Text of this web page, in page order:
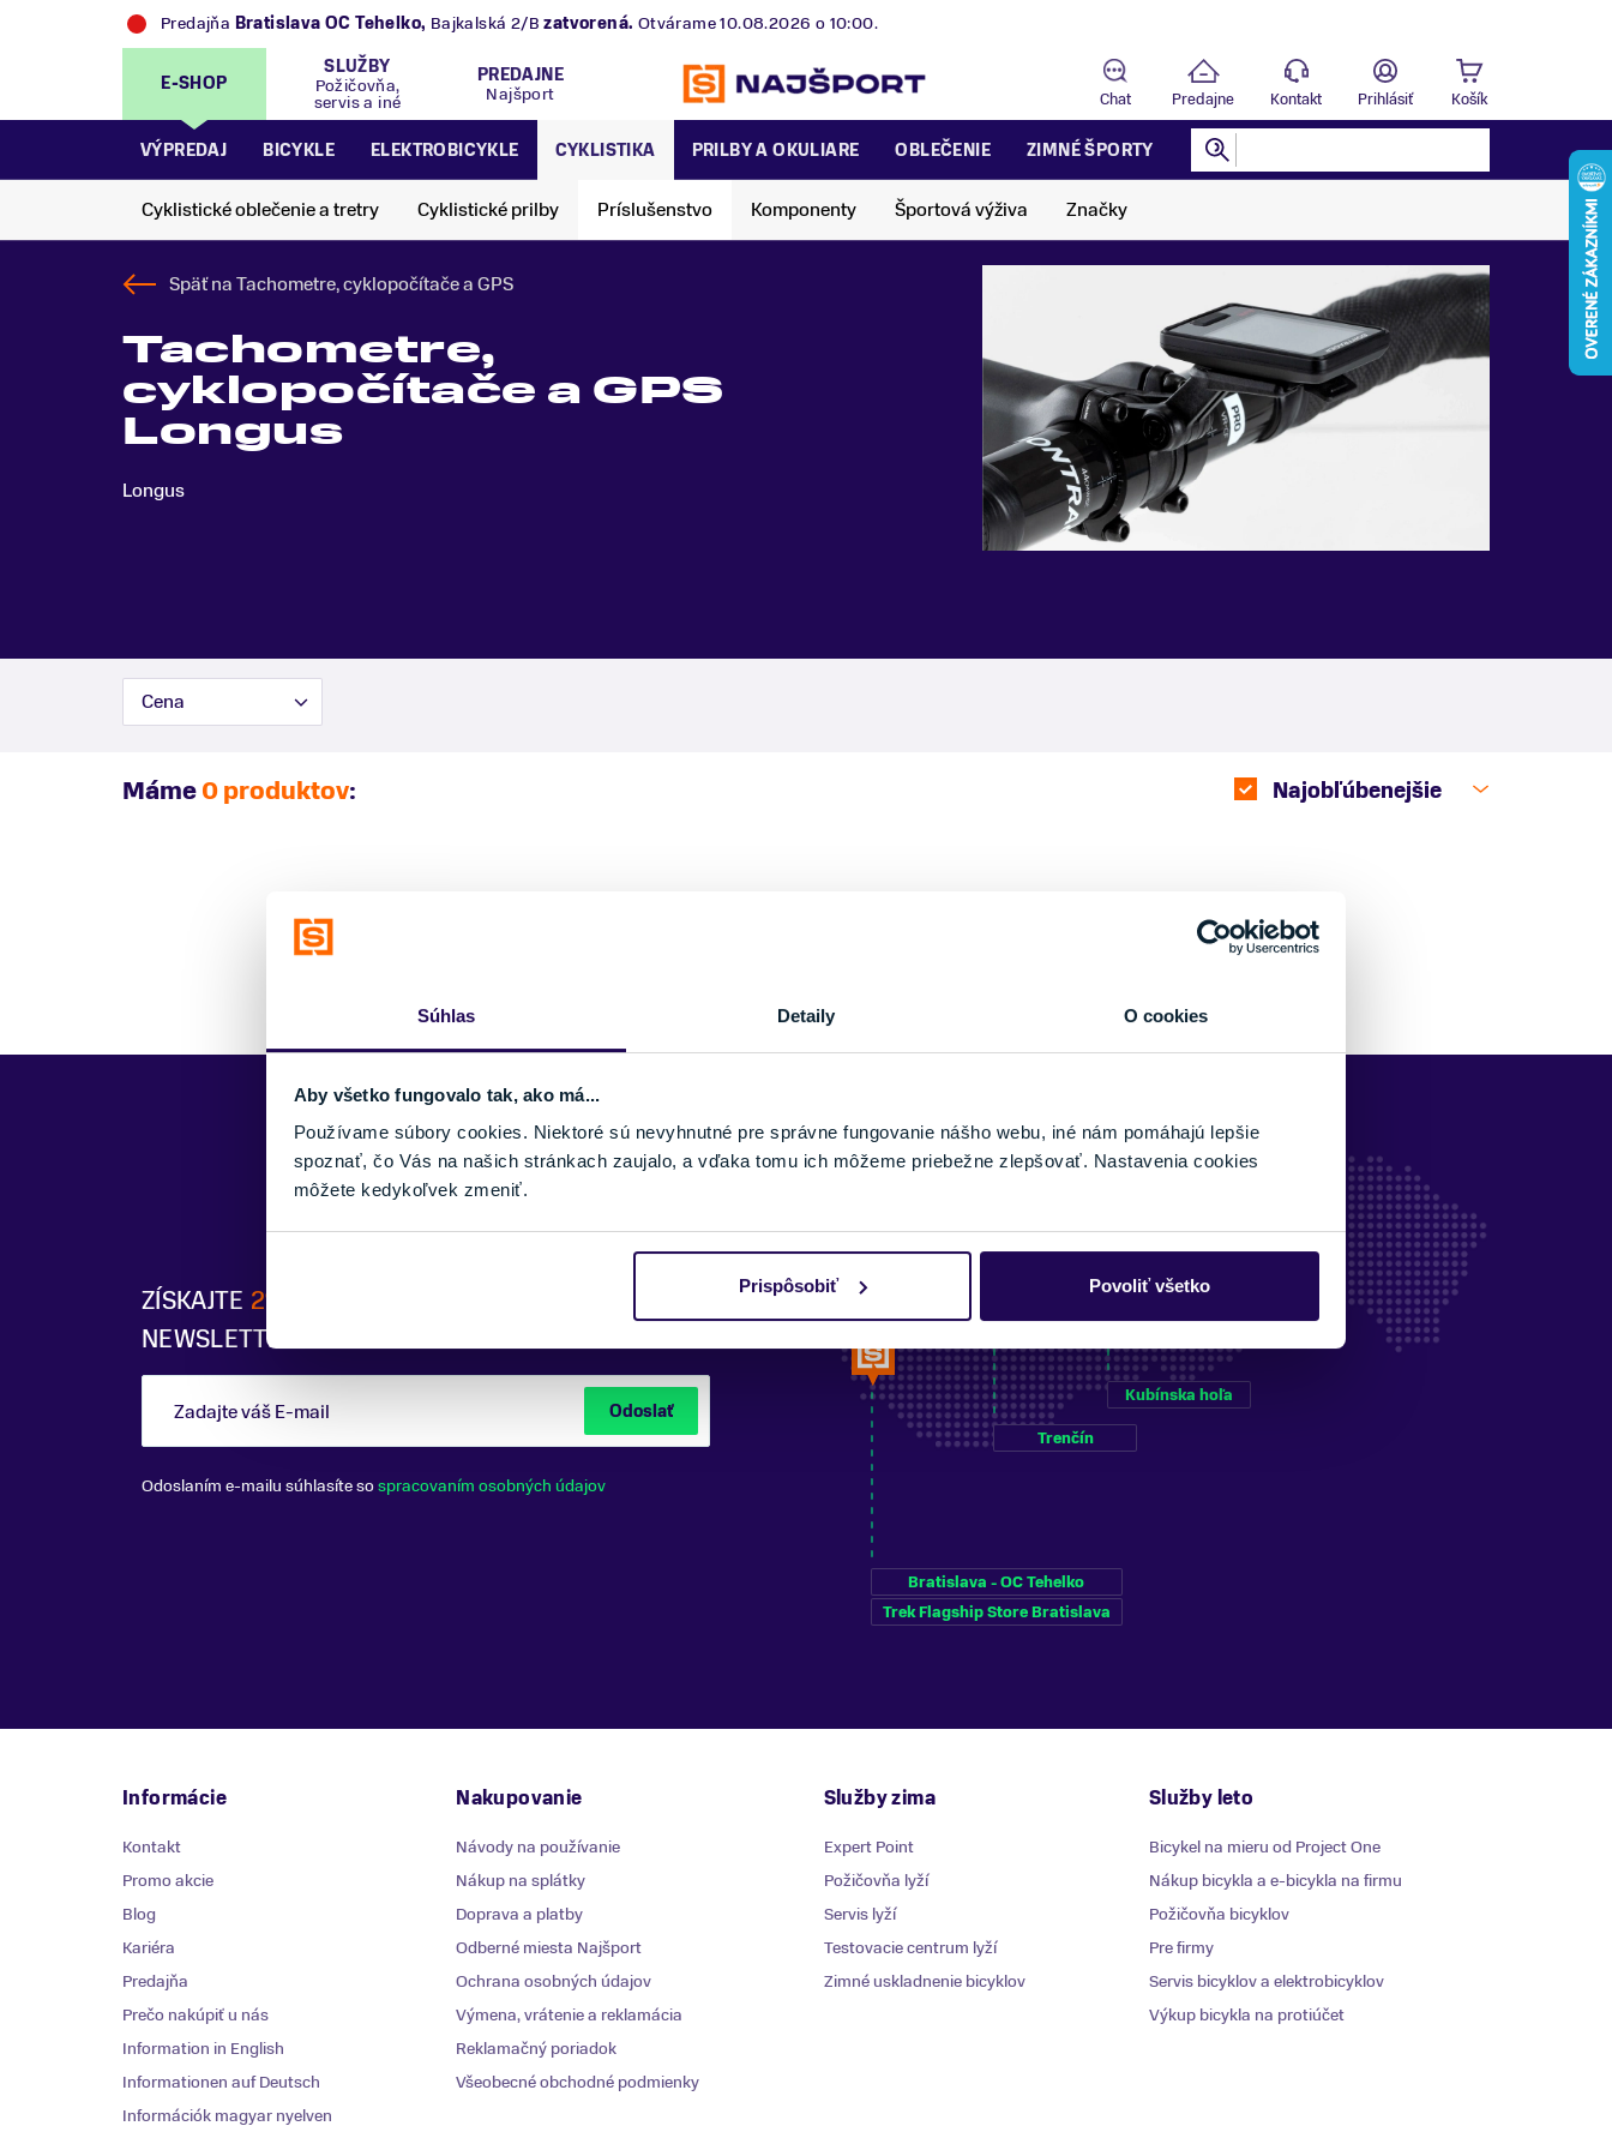
Súhlas Detaily O cookies
Aby všetko fungovalo tak, ako má...
Používame súbory cookies. Niektoré sú nevyhnutné pre správne fungovanie nášho webu, iné nám pomáhajú lepšie
spoznať, čo Vás na našich stránkach zaujalo, a vďaka tomu ich môžeme priebežne zlepšovať. Nastavenia cookies
môžete kedykoľvek zmeniť.
Prispôsobiť Povoliť všetko
Predajňa Bratislava OC Tehelko, Bajkalská 2/B zatvorená. Otvárame 10.08.2026 o 10:00.
E-SHOP
SLUŽBY
Požičovňa,
servis a iné
PREDAJNE
Najšport
Chat Predajne Kontakt Prihlásiť Košík
VÝPREDAJ BICYKLE ELEKTROBICYKLE CYKLISTIKA PRILBY A OKULIARE OBLEČENIE ZIMNÉ ŠPORTY
Cyklistické oblečenie a tretry Cyklistické prilby Príslušenstvo Komponenty Športová výživa Značky
Späť naTachometre, cyklopočítače a GPS
Tachometre,
cyklopočítače a GPS
Longus
Longus
Cena
Máme0 produktov: Najobľúbenejšie
ZÍSKAJTE 2% ZĽAVU
NEWSLETTERU
Zadajte váš E-mail Odoslať
Odoslaním e-mailu súhlasíte sospracovaním osobných údajov
Bratislava - OC Tehelko
Trek Flagship Store Bratislava
Trenčín
Kubínska hoľa
Informácie
Kontakt
Promo akcie
Blog
Kariéra
Predajňa
Prečo nakúpiť u nás
Information in English
Informationen auf Deutsch
Információk magyar nyelven
Nakupovanie
Návody na používanie
Nákup na splátky
Doprava a platby
Odberné miesta Najšport
Ochrana osobných údajov
Výmena, vrátenie a reklamácia
Reklamačný poriadok
Všeobecné obchodné podmienky
Služby zima
Expert Point
Požičovňa lyží
Servis lyží
Testovacie centrum lyží
Zimné uskladnenie bicyklov
Služby leto
Bicykel na mieru od Project One
Nákup bicykla a e-bicykla na firmu
Požičovňa bicyklov
Pre firmy
Servis bicyklov a elektrobicyklov
Výkup bicykla na protiúčet